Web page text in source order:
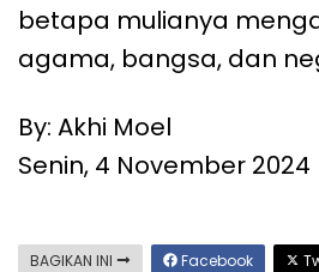
betapa mulianya
agama, bangsa, dan
By: Akhi Moel
Senin, 4 November 2024
BAGIKAN INI Facebook